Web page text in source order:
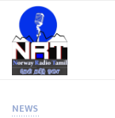
NEWS